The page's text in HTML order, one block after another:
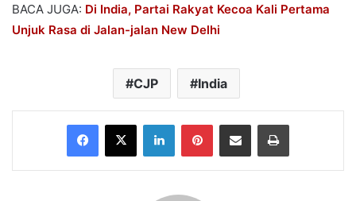
BACA JUGA: Di India, Partai Rakyat Kecoa Kali Pertama
Unjuk Rasa di Jalan-jalan New Delhi
CJP India
Facebook
X LinkedInPinterestShare via Email Print